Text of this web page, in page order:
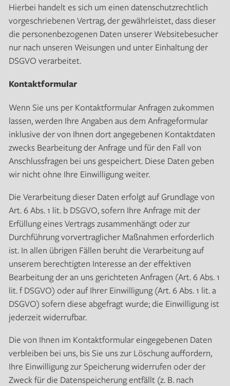
Hierbei handelt es sich um einen datenschutzrechtlich
vorgeschriebenen Vertrag, der gewährleistet, dass dieser
die personenbezogenen Daten unserer Websitebesucher
nur nach unseren Weisungen und unter Einhaltung der
DSGVO verarbeitet.
Kontaktformular
Wenn Sie uns per Kontaktformular Anfragen zukommen
lassen, werden Ihre Angaben aus dem Anfrageformular
inklusive der von Ihnen dort angegebenen Kontaktdaten
zwecks Bearbeitung der Anfrage und für den Fall von
Anschlussfragen bei uns gespeichert. Diese Daten geben
wir nicht ohne Ihre Einwilligung weiter.
Die Verarbeitung dieser Daten erfolgt auf Grundlage von
Art. 6 Abs. 1 lit. b DSGVO, sofern Ihre Anfrage mit der
Erfüllung eines Vertrags zusammenhängt oder zur
Durchführung vorvertraglicher Maßnahmen erforderlich
ist. In allen übrigen Fällen beruht die Verarbeitung auf
unserem berechtigten Interesse an der effektiven
Bearbeitung der an uns gerichteten Anfragen (Art. 6 Abs. 1
lit. f DSGVO) oder auf Ihrer Einwilligung (Art. 6 Abs. 1 lit. a
DSGVO) sofern diese abgefragt wurde; die Einwilligung ist
jederzeit widerrufbar.
Die von Ihnen im Kontaktformular eingegebenen Daten
verbleiben bei uns, bis Sie uns zur Löschung auffordern,
Ihre Einwilligung zur Speicherung widerrufen oder der
Zweck für die Datenspeicherung entfällt (z. B. nach